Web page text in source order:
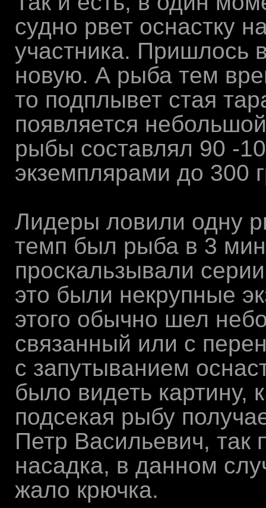
судно рвет оснастку
участника. Пришлось
новую. А рыба тем
то подплывет стая
появляется
рыбы составлял 90 -
экземплярами до 300
Лидеры ловили одну
темп был рыба в 3
проскальзывали
это были некрупные
этого обычно шел
связанный или с
с запутыванием
было видеть картину,
подсекая рыбу
Петр Васильевич, так
насадка, в данном
жало крючка.